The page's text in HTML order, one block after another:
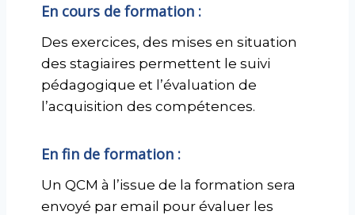
En cours de formation :
Des exercices, des mises en situation
des stagiaires permettent le suivi
pédagogique et l’évaluation de
l’acquisition des compétences.
En fin de formation :
Un QCM à l’issue de la formation sera
envoyé par email pour évaluer les